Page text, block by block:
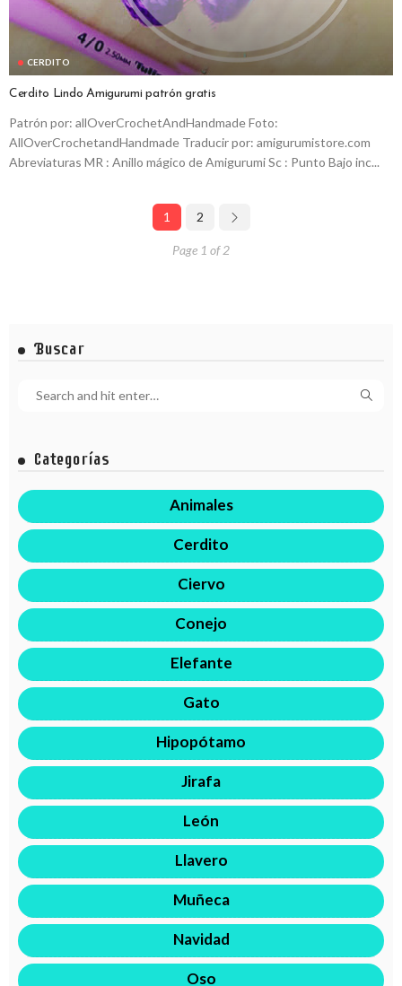
CERDITO
Cerdito Lindo Amigurumi patrón gratis
Patrón por: allOverCrochetAndHandmade Foto:
AllOverCrochetandHandmade Traducir por: amigurumistore.com
Abreviaturas MR : Anillo mágico de Amigurumi Sc : Punto Bajo inc...
1 2
Page 1 of 2
Buscar
Categorías
Animales
Cerdito
Ciervo
Conejo
Elefante
Gato
Hipopótamo
Jirafa
León
Llavero
Muñeca
Navidad
Oso